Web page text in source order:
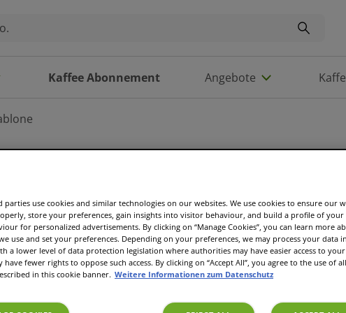
Kaffee Abonnement Angebote
€ 0,00
parties use cookies and similar technologies on our websites. We use cookies to ensure our
store your preferences, gain insights into visitor behaviour, and build a profile of your
for personalized advertisements. By clicking on “Manage Cookies”, you can learn more
use and set your preferences. Depending on your preferences, we may process your data in
a lower level of data protection legislation where authorities may have easier access to
have fewer rights to oppose such access. By clicking on “Accept All”, you agree to the use of all
in this cookie banner. Weitere Informationen zum Datenschutz